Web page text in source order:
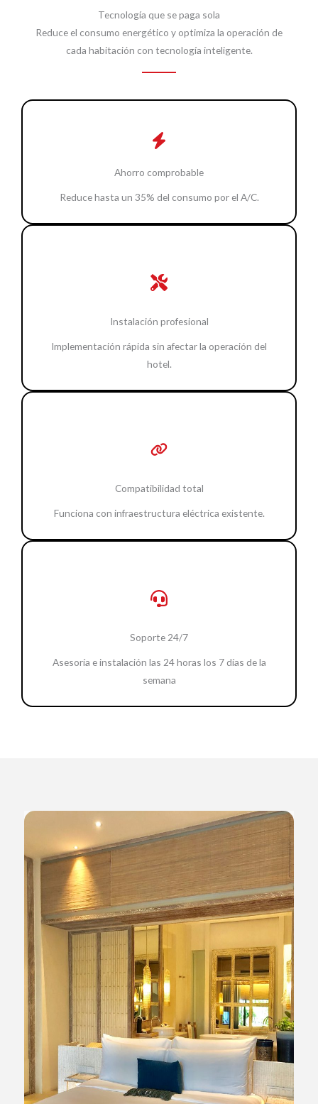
Tecnología que se paga sola
Reduce el consumo energético y optimiza la operación de
cada habitación con tecnología inteligente.
Ahorro comprobable
Reduce hasta un 35% del consumo por el A/C.
Instalación profesional
Implementación rápida sin afectar la operación del
hotel.
Compatibilidad total
Funciona con infraestructura eléctrica existente.
Soporte 24/7
Asesoría e instalación las 24 horas los 7 días de la
semana